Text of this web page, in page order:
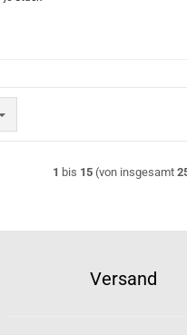
1 bis 15 (von insgesamt
Versand